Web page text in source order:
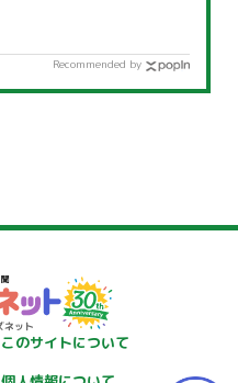
Recommended by
このサイトについて